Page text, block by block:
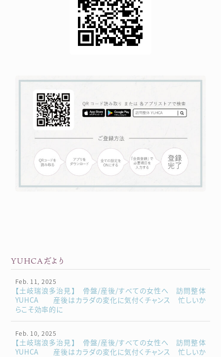
YUHCAだより
Feb. 11, 2025
【土岐瑞浪多治見】 骨盤/産後/すべての女性へ 訪問整体
YUHCA 産後はカラダの変化に気付くチャンス 忙しいか
らこそ効率的に
Feb. 10, 2025
【土岐瑞浪多治見】 骨盤/産後/すべての女性へ 訪問整体
YUHCA 産後はカラダの変化に気付くチャンス 忙しいか